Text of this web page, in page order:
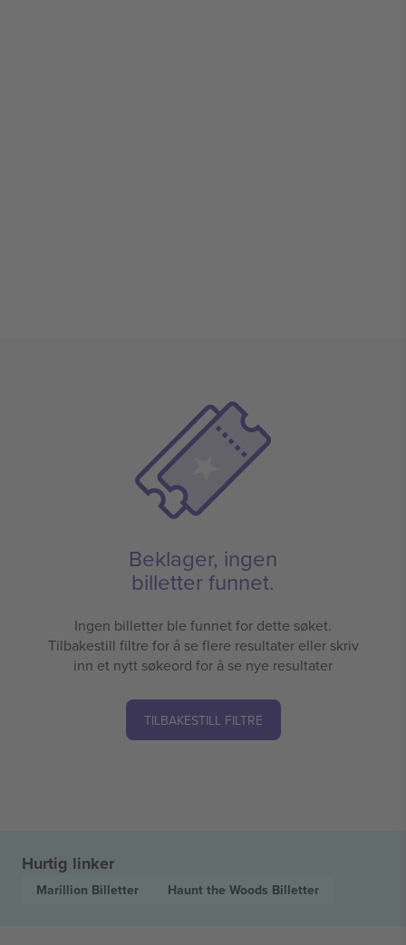
Beklager, ingen
billetter funnet.
Ingen billetter ble funnet for dette søket.
Tilbakestill filtre for å se flere resultater eller skriv
inn et nytt søkeord for å se nye resultater
TILBAKESTILL FILTRE
Hurtig linker
Marillion Billetter Haunt the Woods Billetter